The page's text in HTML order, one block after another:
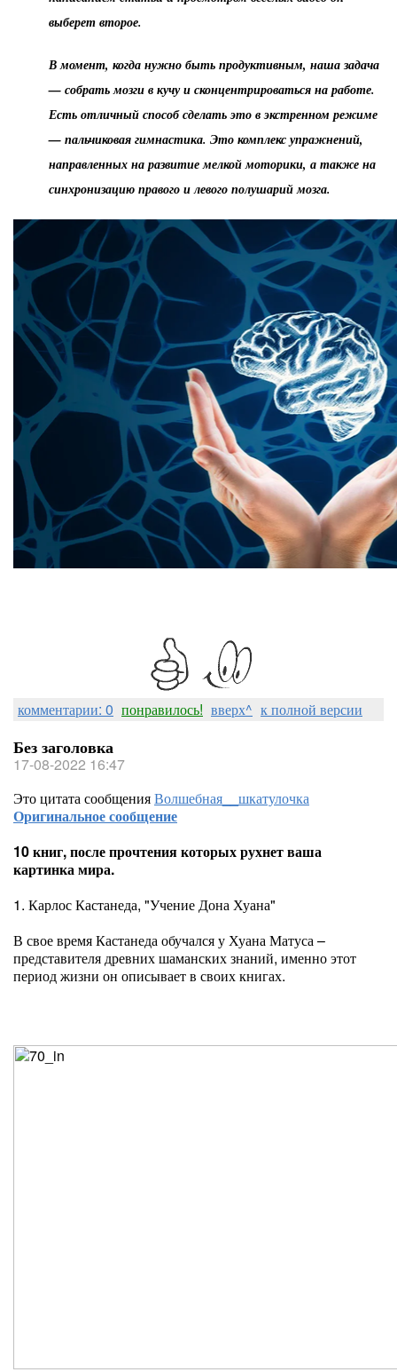
выберет второе.
В момент, когда нужно быть продуктивным, наша задача
— собрать мозги в кучу и сконцентрироваться на работе.
Есть отличный способ сделать это в экстренном режиме
— пальчиковая гимнастика. Это комплекс упражнений,
направленных на развитие мелкой моторики, а также на
синхронизацию правого и левого полушарий мозга.
комментарии: 0 понравилось! вверх^ к полной версии
Без заголовка
17-08-2022 16:47
Это цитата сообщенияВолшебная__шкатулочка
Оригинальное сообщение
10 книг, после прочтения которых рухнет ваша
картинка мира.
1. Карлос Кастанеда, "Учение Дона Хуана"
В свое время Кастанеда обучался у Хуана Матуса –
представителя древних шаманских знаний, именно этот
период жизни он описывает в своих книгах.